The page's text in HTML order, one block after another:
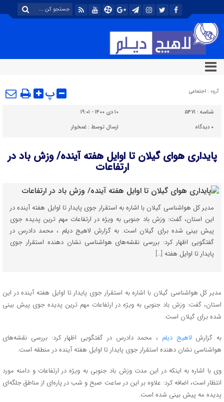
گروه : اجتماعی پ
شناسه : ۵۴۷۱
۱۰ دی ۱۴۰۰ - ۱۹:۰۱
۰ دیدگاه ارسال توسط :غمخوار
پایداری هوای گیلان تا اوایل هفته آینده/ وزش باد در
ارتفاعات
مدیر کل هواشناسی گیلان با اشاره به استقرار جوی پایدار تا اوایل هفته آینده در
این استان، گفت: وزش باد جنوبی به ویژه در ارتفاعات مهم ترین پدیده جوی
پیش بینی شده برای گیلان است. به گزارش لاهیج دیلم ، محمد دادرس در
گفتگویی اظهار کرد: بررسی نقشه‌های هواشناسی نشان دهنده استقرار جوی
پایدار تا اوایل هفته […]
مدیر کل هواشناسی گیلان با اشاره به استقرار جوی پایدار تا اوایل هفته آینده در این
استان، گفت: وزش باد جنوبی به ویژه در ارتفاعات مهم ترین پدیده جوی پیش بینی
شده برای گیلان است.
به گزارش لاهیج دیلم ، محمد دادرس در گفتگویی اظهار کرد: بررسی نقشه‌های
هواشناسی نشان دهنده استقرار جوی پایدار تا اوایل هفته آینده در منطقه است.
وی با اشاره به اینکه در این مدت وزش باد جنوبی به ویژه در ارتفاعات و دامنه مورد
انتظار است، اضافه کرد: علاوه بر این در ساعت صبح و شب در پاره‌ای از مناطق جلگه‌ای
پدیده مه پیش بینی شده است.